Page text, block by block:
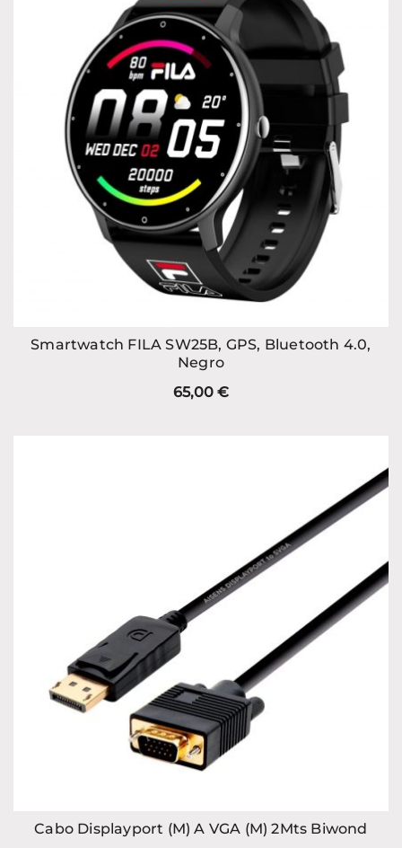
Smartwatch FILA SW25B, GPS, Bluetooth 4.0,
Negro
65,00 €
Cabo Displayport (M) A VGA (M) 2Mts Biwond